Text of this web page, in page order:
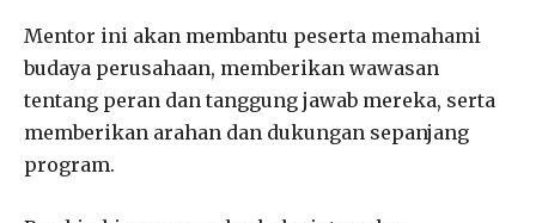
Mentor ini akan membantu peserta memahami
budaya perusahaan, memberikan wawasan
tentang peran dan tanggung jawab mereka, serta
memberikan arahan dan dukungan sepanjang
program.